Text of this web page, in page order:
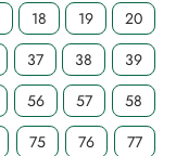
18 19
20
37 38
39
56 57
58
75 76
77